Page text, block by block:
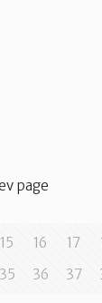
page
15 16 17
35 36 37